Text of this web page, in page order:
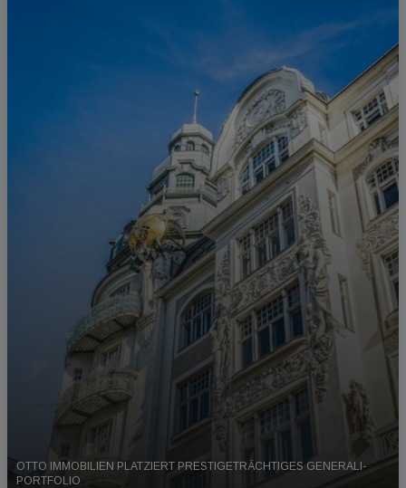
OTTO IMMOBILIEN PLATZIERT PRESTIGETRÄCHTIGES GENERALI-
PORTFOLIO